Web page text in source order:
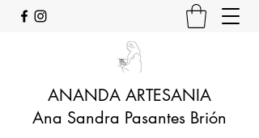
ANANDA ARTESANIA
Ana Sandra Pasantes Brión